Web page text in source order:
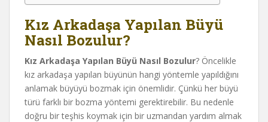
Kız Arkadaşa Yapılan Büyü
Nasıl Bozulur?
Kız Arkadaşa Yapılan Büyü Nasıl Bozulur? Öncelikle
kız arkadaşa yapılan büyünün hangi yöntemle yapıldığını
anlamak büyüyü bozmak için önemlidir. Çünkü her büyü
türü farklı bir bozma yöntemi gerektirebilir. Bu nedenle
doğru bir teşhis koymak için bir uzmandan yardım almak